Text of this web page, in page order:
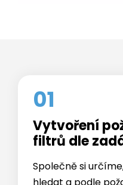
Vytvoření
filtrů dle
Společně si
potřebné filtry.